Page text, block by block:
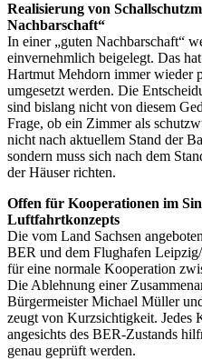
Realisierung von
Nachbarschaft“
In einer „guten Nachbarschaft“
einvernehmlich beigelegt. Das
Hartmut Mehdorn immer wieder
umgesetzt werden. Die
sind bislang nicht von diesem
Frage, ob ein Zimmer als
nicht nach aktuellem Stand der
sondern muss sich nach dem
der Häuser richten.
Offen für Kooperationen im
Luftfahrtkonzepts
Die vom Land Sachsen
BER und dem Flughafen
für eine normale Kooperation
Die Ablehnung einer
Bürgermeister Michael Müller
zeugt von Kurzsichtigkeit. Jedes
angesichts des BER-Zustands
genau geprüft werden.